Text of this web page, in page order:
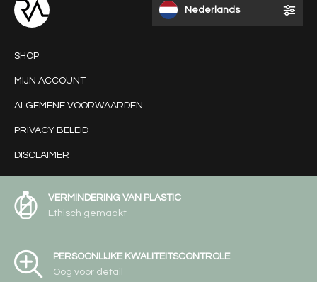
Nederlands
SHOP
MIJN ACCOUNT
ALGEMENE VOORWAARDEN
PRIVACY BELEID
DISCLAIMER
VERMINDERING VAN PLASTIC
Ethisch gemaakt
PERSOONLIJKE KWALITEITSCONTROLE
Oog voor detail